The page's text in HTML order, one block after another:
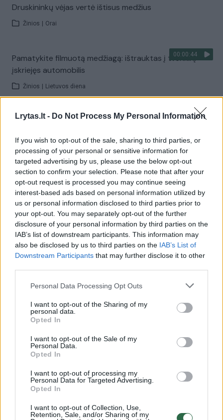
Lrytas.lt - Do Not Process My Personal Information
If you wish to opt-out of the sale, sharing to third parties, or
processing of your personal or sensitive information for
targeted advertising by us, please use the below opt-out
section to confirm your selection. Please note that after your
opt-out request is processed you may continue seeing
interest-based ads based on personal information utilized by
us or personal information disclosed to third parties prior to
your opt-out. You may separately opt-out of the further
disclosure of your personal information by third parties on the
IAB’s list of downstream participants. This information may
also be disclosed by us to third parties on the IAB’s List of
Downstream Participants that may further disclose it to other
Personal Data Processing Opt Outs
I want to opt-out of the Sharing of my
personal data.
Opted In
I want to opt-out of the Sale of my
Personal Data.
Opted In
I want to opt-out of processing my
Personal Data for Targeted Advertising.
Opted In
I want to opt-out of Collection, Use,
Retention, Sale, and/or Sharing of my
Druskininkų vėjas vertė ištisus medžius
Žinios Orai
00:00:44
Pamatykite filmuotą medžiagą: ištrauktas į tvenkinį
įskriejęs automobilis
Žinios Lietuvos diena
00:00:57
Sinoptikai atsakė, kokiais orais užbaigsime darbo
Žinios | Orai
Visi įrašai
Žiūrimiausi įrašai
32 laipsnių šilumos
Žinios | Orai
Nufilmavo, kaip patvino Vilniaus Vakarinis aplinkkelis:
vaizdas pribloškia